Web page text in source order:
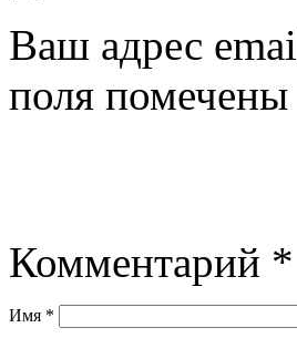
Ваш адрес
поля помечены
Комментарий *
Имя *